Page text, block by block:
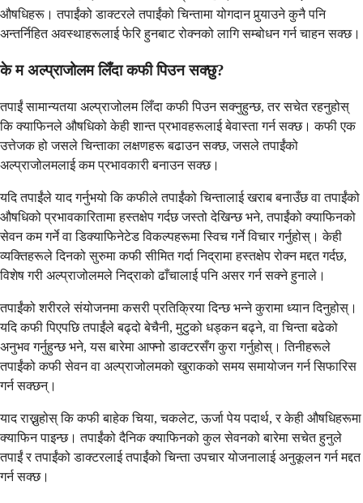
औषधिहरू। तपाईंको डाक्टरले तपाईंको चिन्तामा योगदान पुर्‍याउने कुनै पनि
अन्तर्निहित अवस्थाहरूलाई फेरि हुनबाट रोक्नको लागि सम्बोधन गर्न चाहन सक्छ।
के म अल्प्राजोलम लिँदा कफी पिउन सक्छु?
तपाईं सामान्यतया अल्प्राजोलम लिँदा कफी पिउन सक्नुहुन्छ, तर सचेत रहनुहोस्
कि क्याफिनले औषधिको केही शान्त प्रभावहरूलाई बेवास्ता गर्न सक्छ। कफी एक
उत्तेजक हो जसले चिन्ताका लक्षणहरू बढाउन सक्छ, जसले तपाईंको
अल्प्राजोलमलाई कम प्रभावकारी बनाउन सक्छ।
यदि तपाईंले याद गर्नुभयो कि कफीले तपाईंको चिन्तालाई खराब बनाउँछ वा तपाईंको
औषधिको प्रभावकारितामा हस्तक्षेप गर्दछ जस्तो देखिन्छ भने, तपाईंको क्याफिनको
सेवन कम गर्ने वा डिक्याफिनेटेड विकल्पहरूमा स्विच गर्ने विचार गर्नुहोस्। केही
व्यक्तिहरूले दिनको सुरुमा कफी सीमित गर्दा निद्रामा हस्तक्षेप रोक्न मद्दत गर्दछ,
विशेष गरी अल्प्राजोलमले निद्राको ढाँचालाई पनि असर गर्न सक्ने हुनाले।
तपाईंको शरीरले संयोजनमा कसरी प्रतिक्रिया दिन्छ भन्ने कुरामा ध्यान दिनुहोस्।
यदि कफी पिएपछि तपाईंले बढ्दो बेचैनी, मुटुको धड्कन बढ्ने, वा चिन्ता बढेको
अनुभव गर्नुहुन्छ भने, यस बारेमा आफ्नो डाक्टरसँग कुरा गर्नुहोस्। तिनीहरूले
तपाईंको कफी सेवन वा अल्प्राजोलमको खुराकको समय समायोजन गर्न सिफारिस
गर्न सक्छन्।
याद राख्नुहोस् कि कफी बाहेक चिया, चकलेट, ऊर्जा पेय पदार्थ, र केही औषधिहरूमा
क्याफिन पाइन्छ। तपाईंको दैनिक क्याफिनको कुल सेवनको बारेमा सचेत हुनुले
तपाईं र तपाईंको डाक्टरलाई तपाईंको चिन्ता उपचार योजनालाई अनुकूलन गर्न मद्दत
गर्न सक्छ।